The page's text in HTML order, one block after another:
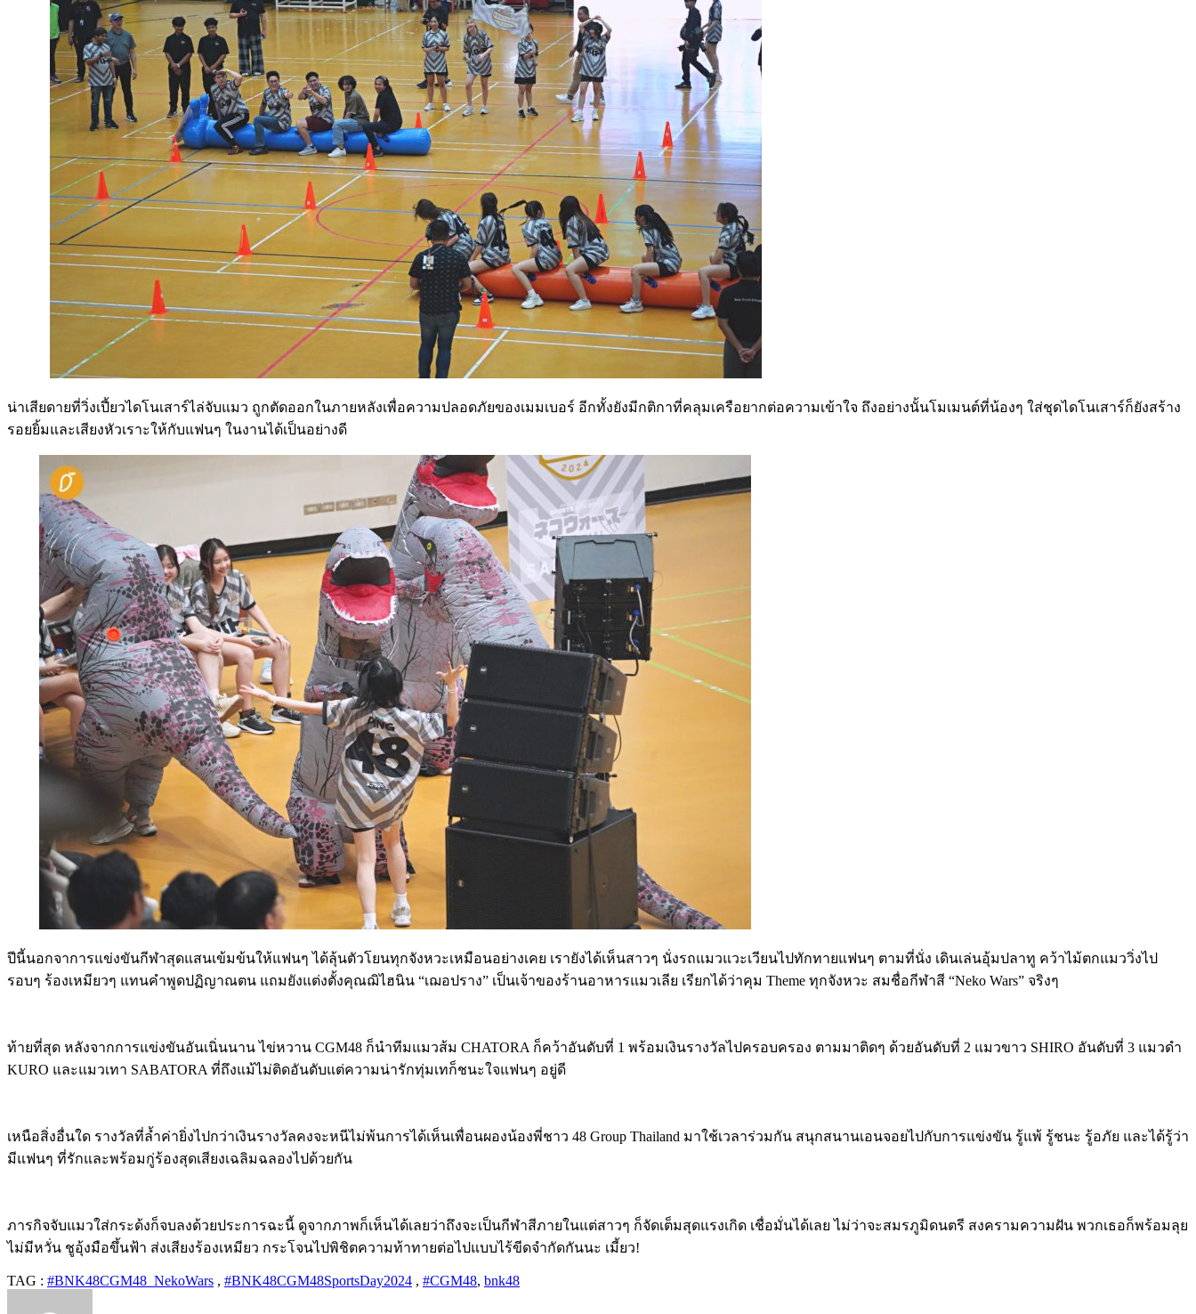
น่าเสียดายที่วิ่งเปี้ยวไดโนเสาร์ไล่จับแมว ถูกตัดออกในภายหลังเพื่อความปลอดภัยของเมมเบอร์ อีกทั้งยังมีกติกาที่คลุมเครือยากต่อความเข้าใจ ถึงอย่างนั้นโมเมนต์ที่น้องๆ ใส่ชุดไดโนเสาร์ก็ยังสร้าง
รอยยิ้มและเสียงหัวเราะให้กับแฟนๆ ในงานได้เป็นอย่างดี
ปีนี้นอกจาการแข่งขันกีฬาสุดแสนเข้มข้นให้แฟนๆ ได้ลุ้นตัวโยนทุกจังหวะเหมือนอย่างเคย เรายังได้เห็นสาวๆ นั่งรถแมวแวะเวียนไปทักทายแฟนๆ ตามที่นั่ง เดินเล่นอุ้มปลาทู คว้าไม้ตกแมววิ่งไป
รอบๆ ร้องเหมียวๆ แทนคำพูดปฏิญาณตน แถมยังแต่งตั้งคุณฌิไฮนิน “เฌอปราง” เป็นเจ้าของร้านอาหารแมวเลีย เรียกได้ว่าคุม Theme ทุกจังหวะ สมชื่อกีฬาสี “Neko Wars” จริงๆ
ท้ายที่สุด หลังจากการแข่งขันอันเนิ่นนาน ไข่หวาน CGM48 ก็นำทีมแมวส้ม CHATORA ก็คว้าอันดับที่ 1 พร้อมเงินรางวัลไปครอบครอง ตามมาติดๆ ด้วยอันดับที่ 2 แมวขาว SHIRO อันดับที่ 3 แมวดำ
KURO และแมวเทา SABATORA ที่ถึงแม้ไม่ติดอันดับแต่ความน่ารักทุ่มเทก็ชนะใจแฟนๆ อยู่ดี
เหนือสิ่งอื่นใด รางวัลที่ล้ำค่ายิ่งไปกว่าเงินรางวัลคงจะหนีไม่พ้นการได้เห็นเพื่อนผองน้องพี่ชาว 48 Group Thailand มาใช้เวลาร่วมกัน สนุกสนานเอนจอยไปกับการแข่งขัน รู้แพ้ รู้ชนะ รู้อภัย และได้รู้ว่า
มีแฟนๆ ที่รักและพร้อมกู่ร้องสุดเสียงเฉลิมฉลองไปด้วยกัน
ภารกิจจับแมวใส่กระด้งก็จบลงด้วยประการฉะนี้ ดูจากภาพก็เห็นได้เลยว่าถึงจะเป็นกีฬาสีภายในแต่สาวๆ ก็จัดเต็มสุดแรงเกิด เชื่อมั่นได้เลย ไม่ว่าจะสมรภูมิดนตรี สงครามความฝัน พวกเธอก็พร้อมลุย
ไม่มีหวั่น ชูอุ้งมือขึ้นฟ้า ส่งเสียงร้องเหมียว กระโจนไปพิชิตความท้าทายต่อไปแบบไร้ขีดจำกัดกันนะ เมี้ยว!
TAG : #BNK48CGM48_NekoWars , #BNK48CGM48SportsDay2024 , #CGM48​, bnk48